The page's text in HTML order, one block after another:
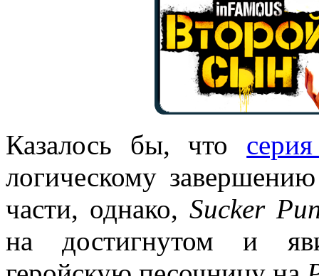
Казалось бы, что
логическому
части, однако, Sucker
на достигнутом и